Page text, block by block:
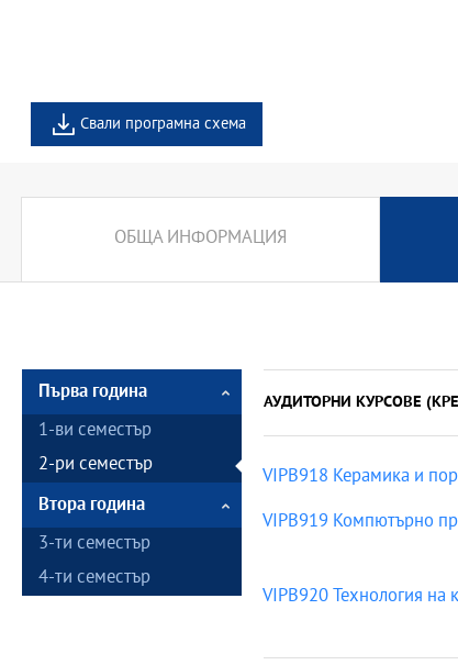
Свали програмна схема
ОБЩА ИНФОРМАЦИЯ
Първа година
1-ви семестър
2-ри семестър
Втора година
3-ти семестър
4-ти семестър
АУДИТОРНИ КУРСОВЕ
VIPB918 Керамика и
VIPB919 Компютърно
VIPB920 Технология на